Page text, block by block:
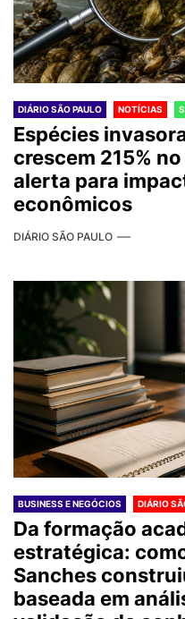
DIÁRIO SÃO PAULO NOTÍCIAS
Espécies
crescem 215%
alerta para
econômicos
DIÁRIO SÃO PAULO
BUSINESS E NEGÓCIOS DIÁRIO
Da formação
estratégica:
Sanches
baseada em